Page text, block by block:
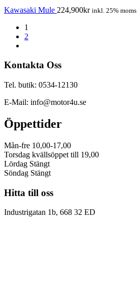
Kawasaki Mule 224,900kr inkl. 25% moms
1
2
Kontakta Oss
Tel. butik: 0534-12130
E-Mail: info@motor4u.se
Öppettider
Mån-fre 10,00-17,00
Torsdag kvällsöppet till 19,00
Lördag Stängt
Söndag Stängt
Hitta till oss
Industrigatan 1b, 668 32 ED